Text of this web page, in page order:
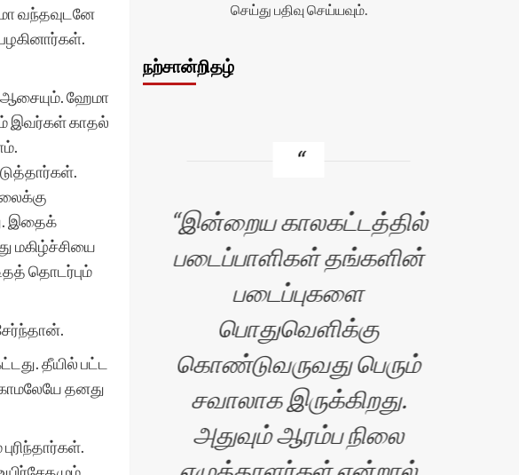
வந்தவுடனே
ஆசையும். ஹேமா
இவர்கள் காதல்
இதைக்
மகிழ்ச்சியை
தொடர்பும்
தீயில் பட்ட
தனது
செய்து பதிவு செய்யவும்.
நற்சான்றிதழ்
தளம்
இன்றைய காலகட்டத்தில்
படைப்பாளிகள் தங்களின்
படைப்புகளை
பொதுவெளிக்கு
கொண்டுவருவது பெரும்
சவாலாக இருக்கிறது.
அதுவும் ஆரம்ப நிலை